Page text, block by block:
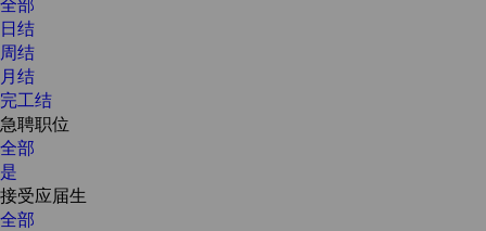
日结
周结
月结
完工结
急聘职位
全部
是
接受应届生
全部